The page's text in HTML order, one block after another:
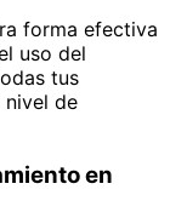
forma efectiva
uso del
tus
nivel de
en